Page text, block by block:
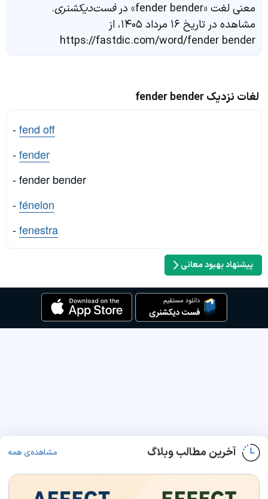
معنی لغت «fender bender» در فست‌دیکشنری.
مشاهده در تاریخ ۱۶ مرداد ۱۴۰۵، از
https://fastdic.com/word/fender bender
لغات نزدیک fender bender
-fend off
-fender
- fender bender
-fénelon
-fenestra
پیشنهاد بهبود معانی
آخرین مطالب وبلاگ مشاهده‌ی همه